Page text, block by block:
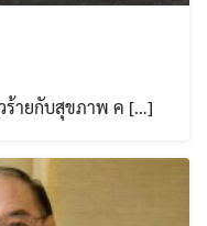
ร้ายกับสุขภาพ ค […]